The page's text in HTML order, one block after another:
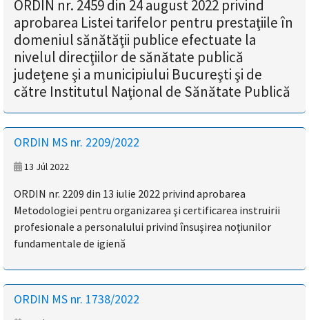
ORDIN nr. 2459 din 24 august 2022 privind
aprobarea Listei tarifelor pentru prestaţiile în
domeniul sănătăţii publice efectuate la
nivelul direcţiilor de sănătate publică
judeţene şi a municipiului Bucureşti şi de
către Institutul Naţional de Sănătate Publică
ORDIN MS nr. 2209/2022
13 Júl 2022
ORDIN nr. 2209 din 13 iulie 2022 privind aprobarea
Metodologiei pentru organizarea şi certificarea instruirii
profesionale a personalului privind însuşirea noţiunilor
fundamentale de igienă
ORDIN MS nr. 1738/2022